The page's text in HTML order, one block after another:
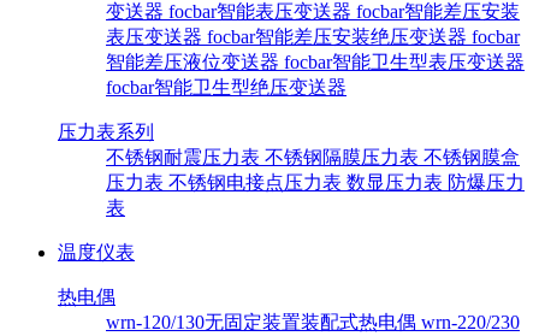
变送器 focbar智能表压变送器 focbar智能差压安装
表压变送器 focbar智能差压安装绝压变送器 focbar
智能差压液位变送器 focbar智能卫生型表压变送器
focbar智能卫生型绝压变送器
压力表系列
不锈钢耐震压力表 不锈钢隔膜压力表 不锈钢膜盒
压力表 不锈钢电接点压力表 数显压力表 防爆压力
表
温度仪表
热电偶
wrn-120/130无固定装置装配式热电偶 wrn-220/230